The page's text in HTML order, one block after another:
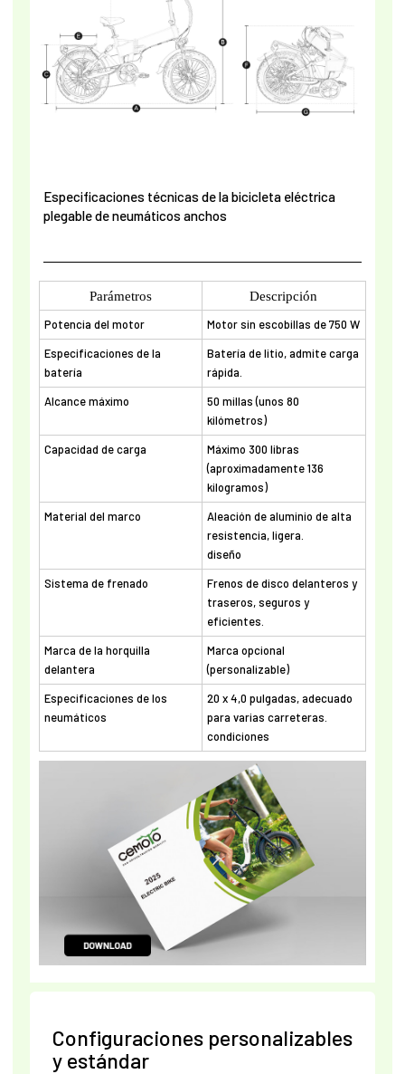
Especificaciones técnicas de la bicicleta eléctrica
plegable de neumáticos anchos
Parámetros Descripción
Potencia del motor
Motor sin escobillas de 750 W
Especificaciones de la
batería
Batería de litio, admite carga
rápida.
Alcance máximo
50 millas (unos 80
kilómetros)
Capacidad de carga
Máximo 300 libras
(aproximadamente 136
kilogramos)
Material del marco
Aleación de aluminio de alta
resistencia, ligera.
diseño
Sistema de frenado
Frenos de disco delanteros y
traseros, seguros y
eficientes.
Marca de la horquilla
delantera
Marca opcional
(personalizable)
Especificaciones de los
neumáticos
20 x 4,0 pulgadas, adecuado
para varias carreteras.
condiciones
Configuraciones personalizables
y estándar